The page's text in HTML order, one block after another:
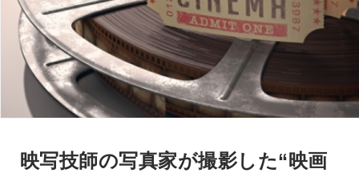
映写技師の写真家が撮影した“映画